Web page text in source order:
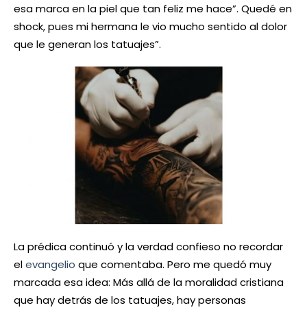
esa marca en la piel que tan feliz me hace”. Quedé en
shock, pues mi hermana le vio mucho sentido al dolor
que le generan los tatuajes”.
La prédica continuó y la verdad confieso no recordar
elevangelio que comentaba. Pero me quedó muy
marcada esa idea: Más allá de la moralidad cristiana
que hay detrás de los tatuajes, hay personas